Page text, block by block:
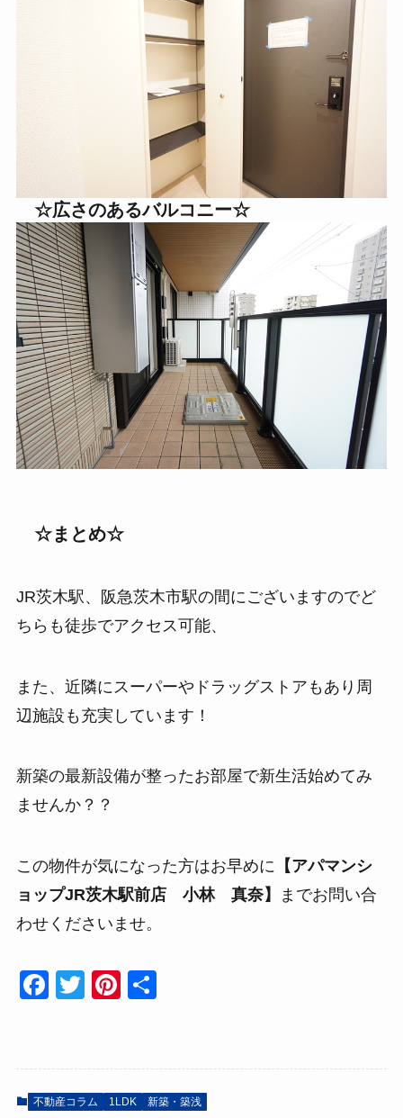
☆広さのあるバルコニー☆
☆まとめ☆
JR茨木駅、阪急茨木市駅の間にございますのでど
ちらも徒歩でアクセス可能、
また、近隣にスーパーやドラッグストアもあり周
辺施設も充実しています！
新築の最新設備が整ったお部屋で新生活始めてみ
ませんか？？
この物件が気になった方はお早めに 【アパマンシ
ョップJR茨木駅前店 小林 真奈】
までお問い合
わせくださいませ。
F
e
b
T
er
Pi
e
st
不動産コラム 1LDK 新築・築浅